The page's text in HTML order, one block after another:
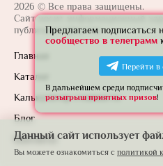
2026 © Все права защищены.
Сайт носит информационный
публичной офертой.
Главная
Каталог
Калькулятор стоимости
Блог
Контакты
Данный сайт использует
Вы можете ознакомиться с политикой
Предлагаем подписаться
сообщество в телеграмм
Перейти в
В дальнейшем среди
розыгрыш приятных призов!